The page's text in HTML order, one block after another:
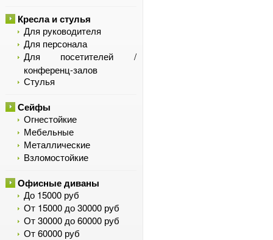
Кресла и стулья
Для руководителя
Для персонала
Для посетителей /
конференц-залов
Стулья
Сейфы
Огнестойкие
Мебельные
Металлические
Взломостойкие
Офисные диваны
До 15000 руб
От 15000 до 30000 руб
От 30000 до 60000 руб
От 60000 руб